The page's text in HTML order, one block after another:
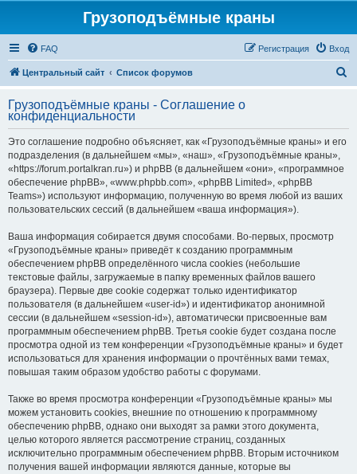
Грузоподъёмные краны
FAQ Вход
Регистрация
Центральный сайт Список форумов
с
Грузоподъёмные краны - Соглашение о
конфиденциальности
Это соглашение подробно объясняет, как «Грузоподъёмные краны» и его
подразделения (в дальнейшем «мы», «наш», «Грузоподъёмные краны»,
«https://forum.portalkran.ru») и phpBB (в дальнейшем «они», «программное
обеспечение phpBB», «www.phpbb.com», «phpBB Limited», «phpBB
Teams») используют информацию, полученную во время любой из ваших
пользовательских сессий (в дальнейшем «ваша информация»).
Ваша информация собирается двумя способами. Во-первых, просмотр
«Грузоподъёмные краны» приведёт к созданию программным
обеспечением phpBB определённого числа cookies (небольшие
текстовые файлы, загружаемые в папку временных файлов вашего
браузера). Первые две cookie содержат только идентификатор
пользователя (в дальнейшем «user-id») и идентификатор анонимной
сессии (в дальнейшем «session-id»), автоматически присвоенные вам
программным обеспечением phpBB. Третья cookie будет создана после
просмотра одной из тем конференции «Грузоподъёмные краны» и будет
использоваться для хранения информации о прочтённых вами темах,
повышая таким образом удобство работы с форумами.
Также во время просмотра конференции «Грузоподъёмные краны» мы
можем установить cookies, внешние по отношению к программному
обеспечению phpBB, однако они выходят за рамки этого документа,
целью которого является рассмотрение страниц, созданных
исключительно программным обеспечением phpBB. Вторым источником
получения вашей информации являются данные, которые вы